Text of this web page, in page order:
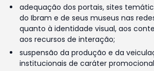
adequação dos portais, sites
do Ibram e de seus museus nas
quanto à identidade visual, aos
aos recursos de interação;
suspensão da produção e da
institucionais de caráter